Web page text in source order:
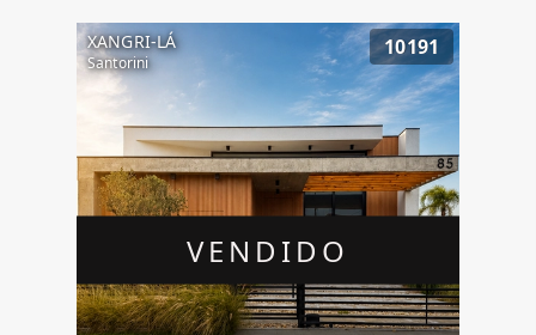
VENDIDO
XANGRI-LÁ
Santorini
10191